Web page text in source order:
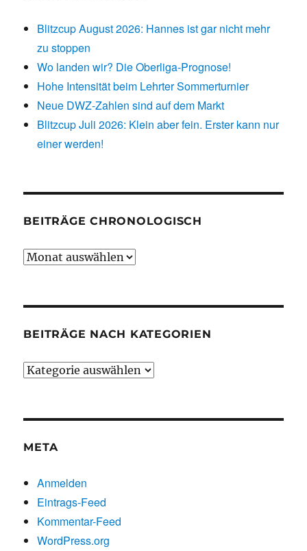
Blitzcup August 2026: Hannes ist gar nicht mehr
zu stoppen
Wo landen wir? Die Oberliga-Prognose!
Hohe Intensität beim Lehrter Sommerturnier
Neue DWZ-Zahlen sind auf dem Markt
Blitzcup Juli 2026: Klein aber fein. Erster kann nur
einer werden!
BEITRÄGE CHRONOLOGISCH
Beiträge
BEITRÄGE NACH KATEGORIEN
Beiträge
META
Anmelden
Eintrags-Feed
Kommentar-Feed
WordPress.org